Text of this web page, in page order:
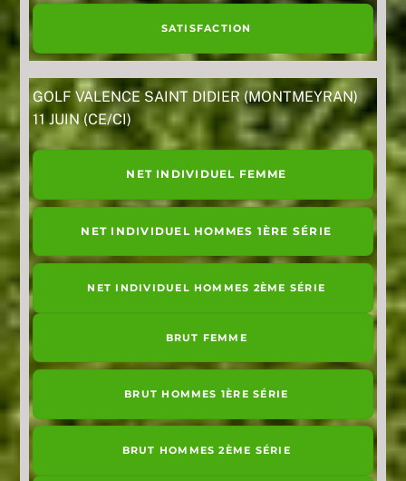
SATISFACTION
GOLF VALENCE SAINT DIDIER (MONTMEYRAN)
11 JUIN (CE/CI)
NET INDIVIDUEL FEMME
NET INDIVIDUEL HOMMES 1ÈRE SÉRIE
NET INDIVIDUEL HOMMES 2ÈME SÉRIE
BRUT FEMME
BRUT HOMMES 1ÈRE SÉRIE
BRUT HOMMES 2ÈME SÉRIE